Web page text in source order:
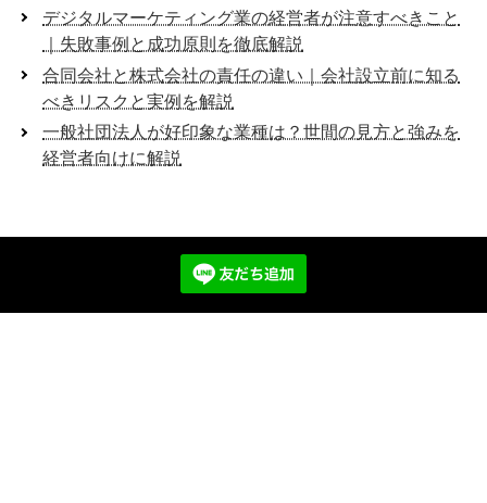
デジタルマーケティング業の経営者が注意すべきこと
｜失敗事例と成功原則を徹底解説
合同会社と株式会社の責任の違い｜会社設立前に知る
べきリスクと実例を解説
一般社団法人が好印象な業種は？世間の見方と強みを
経営者向けに解説